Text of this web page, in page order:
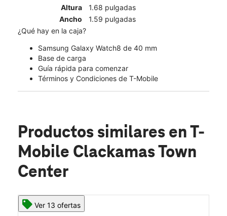
Altura
1.68 pulgadas
Ancho
1.59 pulgadas
¿Qué hay en la caja?
Samsung Galaxy Watch8 de 40 mm
Base de carga
Guía rápida para comenzar
Términos y Condiciones de T-Mobile
Productos similares en T-
Mobile Clackamas Town
Center
Ver 13 ofertas